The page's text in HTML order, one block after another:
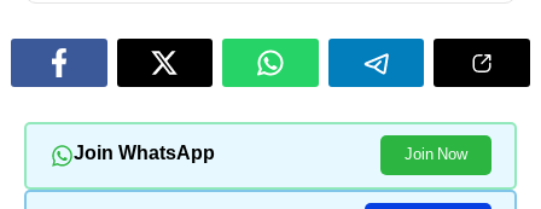
Join WhatsApp Join Now